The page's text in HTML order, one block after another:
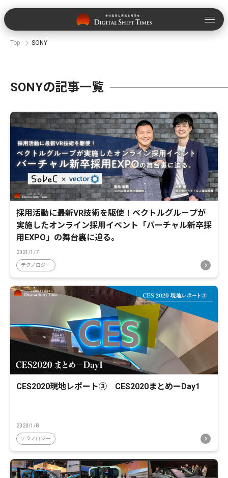
Top SONY
SONYの記事一覧
採用活動に最新VR技術を駆使！ベクトルグループが
実施したオンライン採用イベント「バーチャル新卒採
用EXPO」の舞台裏に迫る。
2021/1/7
テクノロジー
CES2020現地レポート③ CES2020まとめーDay1
2020/1/8
テクノロジー